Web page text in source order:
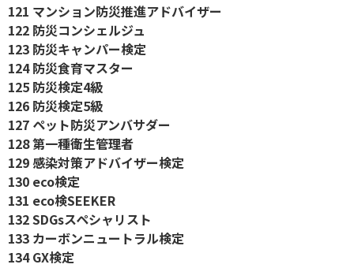
121 マンション防災推進アドバイザー
122 防災コンシェルジュ
123 防災キャンパー検定
124 防災食育マスター
125 防災検定4級
126 防災検定5級
127 ペット防災アンバサダー
128 第一種衛生管理者
129 感染対策アドバイザー検定
130 eco検定
131 eco検SEEKER
132 SDGsスペシャリスト
133 カーボンニュートラル検定
134 GX検定